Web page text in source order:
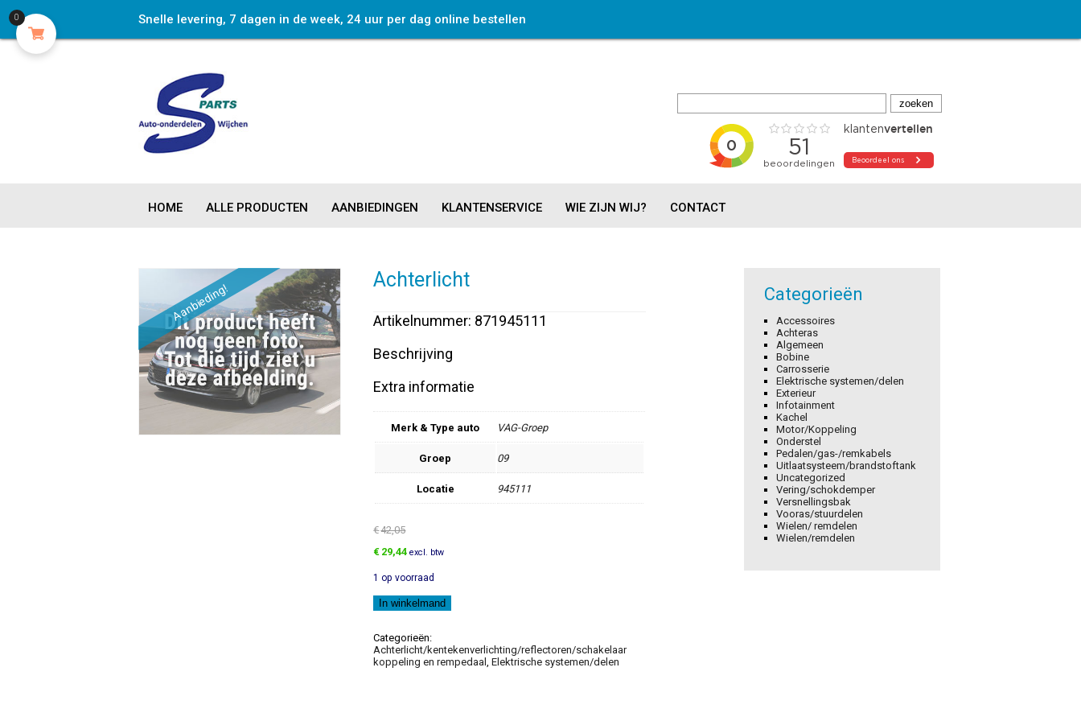
Snelle levering, 7 dagen in de week, 24 uur per dag online bestellen
HOME ALLE PRODUCTEN AANBIEDINGEN KLANTENSERVICE WIE ZIJN WIJ? CONTACT
Aanbieding!
Achterlicht
Artikelnummer: 871945111
Beschrijving
Extra informatie
Merk & Type auto VAG-Groep
Groep 09
Locatie 945111
€42,05
Oorspronkelijke
was:
€42,05.
€ 29,44Huidige
is:
€29,44.
excl. btw
1 op voorraad
Achterlicht
aantal
In winkelmand
Categorieën:
Achterlicht/kentekenverlichting/reflectoren/schakelaar
koppeling en rempedaal
,Elektrische systemen/delen
Categorieën
Accessoires
Achteras
Algemeen
Bobine
Carrosserie
Elektrische systemen/delen
Exterieur
Infotainment
Kachel
Motor/Koppeling
Onderstel
Pedalen/gas-/remkabels
Uitlaatsysteem/brandstoftank
Uncategorized
Vering/schokdemper
Versnellingsbak
Vooras/stuurdelen
Wielen/ remdelen
Wielen/remdelen
0